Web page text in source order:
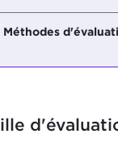
Méthodes